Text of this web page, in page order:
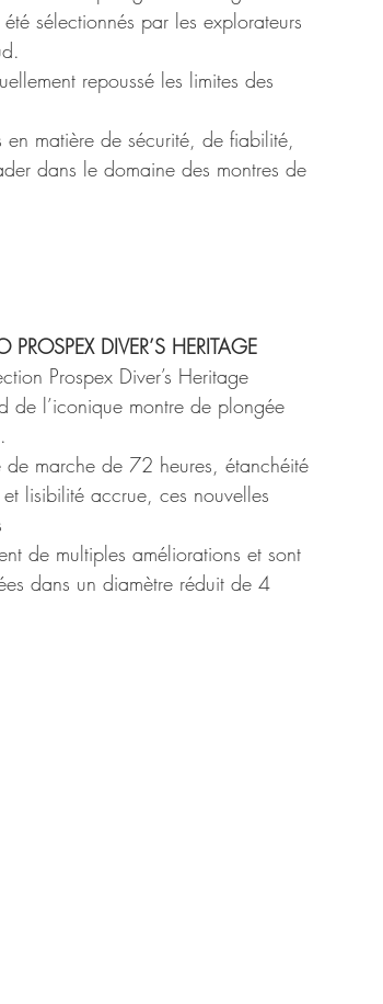
sélectionnés par les explorateurs
repoussé les limites des
en matière de sécurité, de fiabilité,
dans le domaine des montres de
PROSPEX DIVER’S HERITAGE
Prospex Diver’s Heritage
de l’iconique montre de plongée
de marche de 72 heures, étanchéité
lisibilité accrue, ces nouvelles
de multiples améliorations et sont
dans un diamètre réduit de 4